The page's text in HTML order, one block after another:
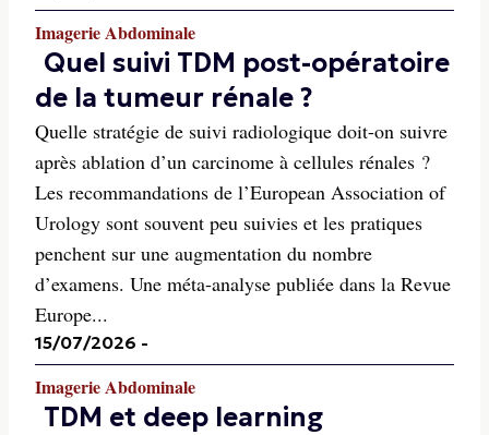
Imagerie Abdominale
Quel suivi TDM post-opératoire
de la tumeur rénale ?
Quelle stratégie de suivi radiologique doit-on suivre
après ablation d’un carcinome à cellules rénales ?
Les recommandations de l’European Association of
Urology sont souvent peu suivies et les pratiques
penchent sur une augmentation du nombre
d’examens. Une méta-analyse publiée dans la Revue
Europe...
15/07/2026 -
Imagerie Abdominale
TDM et deep learning